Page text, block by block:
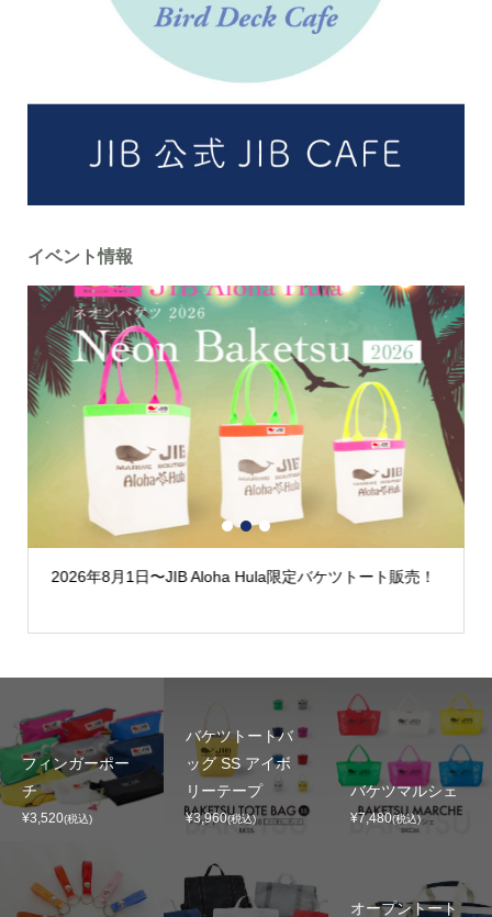
イベント情報
2026年8月1日〜JIB Aloha Hula限定バケツトート販売！
1 2 3
フィンガーポー
チ
¥3,520(税込)
バケツトートバ
ッグ SS アイボ
リーテープ
¥3,960(税込)
バケツマルシェ
¥7,480(税込)
オープントート